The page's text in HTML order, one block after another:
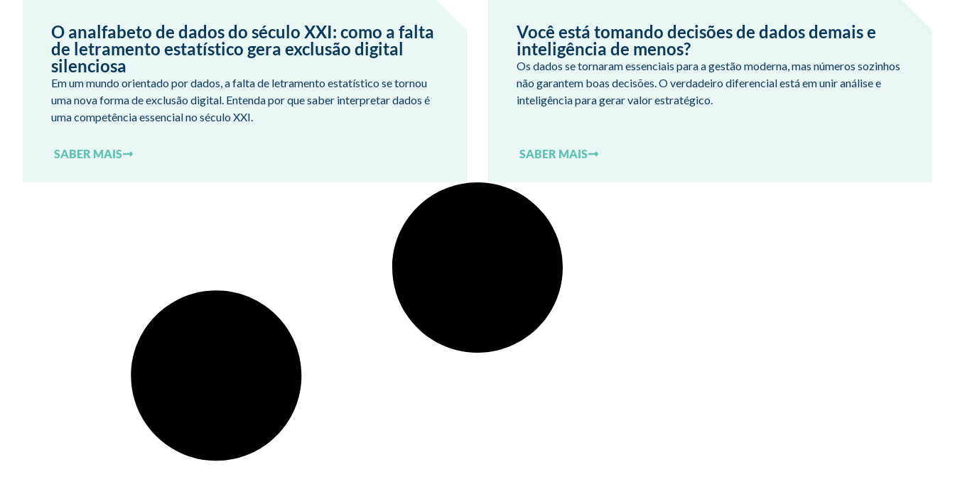
O analfabeto de dados do século XXI: como a falta
de letramento estatístico gera exclusão digital
silenciosa
Em um mundo orientado por dados, a falta de letramento estatístico se tornou
uma nova forma de exclusão digital. Entenda por que saber interpretar dados é
uma competência essencial no século XXI.
SABER MAIS
Você está tomando decisões de dados demais e
inteligência de menos?
Os dados se tornaram essenciais para a gestão moderna, mas números sozinhos
não garantem boas decisões. O verdadeiro diferencial está em unir análise e
inteligência para gerar valor estratégico.
SABER MAIS